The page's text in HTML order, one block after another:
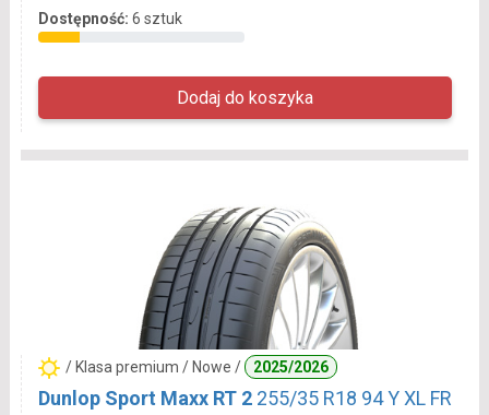
Dostępność: 6 sztuk
/ Klasa premium / Nowe / 2025/2026
Dunlop Sport Maxx RT 2 255/35 R18 94 Y XL FR